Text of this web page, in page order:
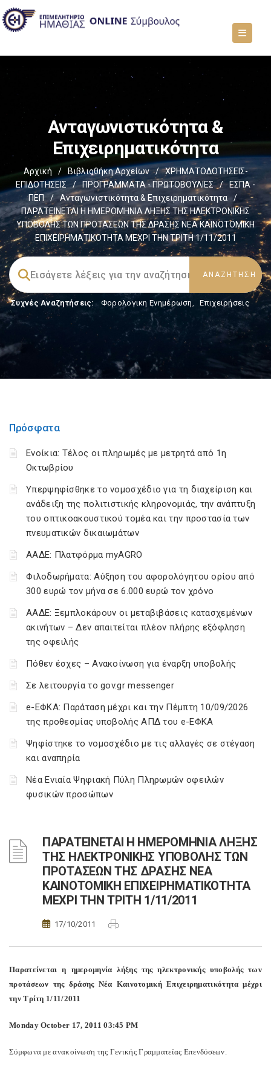
Ανταγωνιστικότητα &
Επιχειρηματικότητα
Αρχική / Βιβλιοθήκη Αρχείων /
ΧΡΗΜΑΤΟΔΟΤΗΣΕΙΣ-
ΕΠΙΔΟΤΗΣΕΙΣ
/ ΠΡΟΓΡΑΜΜΑΤΑ - ΠΡΩΤΟΒΟΥΛΙΕΣ /
ΕΣΠΑ -
ΠΕΠ
/ Ανταγωνιστικότητα & Επιχειρηματικότητα
/
ΠΑΡΑΤΕΙΝΕΤΑΙ Η ΗΜΕΡΟΜΗΝΙΑ ΛΗΞΗΣ ΤΗΣ ΗΛΕΚΤΡΟΝΙΚΗΣ
ΥΠΟΒΟΛΗΣ ΤΩΝ ΠΡΟΤΑΣΕΩΝ ΤΗΣ ΔΡΑΣΗΣ ΝΕΑ ΚΑΙΝΟΤΟΜΙΚΗ
ΕΠΙΧΕΙΡΗΜΑΤΙΚΟΤΗΤΑ ΜΕΧΡΙ ΤΗΝ ΤΡΙΤΗ 1/11/2011
Συχνές Αναζητήσεις: Φορολογικη Ενημέρωση, Επιχειρήσεις
Πρόσφατα
Ενοίκια: Τέλος οι πληρωμές με μετρητά από 1η
Οκτωβρίου
Υπερψηφίσθηκε το νομοσχέδιο για τη διαχείριση και
ανάδειξη της πολιτιστικής κληρονομιάς, την ανάπτυξη
του οπτικοακουστικού τομέα και την προστασία των
πνευματικών δικαιωμάτων
ΑΑΔΕ: Πλατφόρμα myAGRO
Φιλοδωρήματα: Αύξηση του αφορολόγητου ορίου από
300 ευρώ τον μήνα σε 6.000 ευρώ τον χρόνο
ΑΑΔΕ: Ξεμπλοκάρουν οι μεταβιβάσεις κατασχεμένων
ακινήτων – Δεν απαιτείται πλέον πλήρης εξόφληση
της οφειλής
Πόθεν έσχες – Ανακοίνωση για έναρξη υποβολής
Σε λειτουργία το gov.gr messenger
e-ΕΦΚΑ: Παράταση μέχρι και την Πέμπτη 10/09/2026
της προθεσμίας υποβολής ΑΠΔ του e-ΕΦΚΑ
Ψηφίστηκε το νομοσχέδιο με τις αλλαγές σε στέγαση
και αναπηρία
Νέα Ενιαία Ψηφιακή Πύλη Πληρωμών οφειλών
φυσικών προσώπων
ΠΑΡΑΤΕΙΝΕΤΑΙ Η ΗΜΕΡΟΜΗΝΙΑ ΛΗΞΗΣ
ΤΗΣ ΗΛΕΚΤΡΟΝΙΚΗΣ ΥΠΟΒΟΛΗΣ ΤΩΝ
ΠΡΟΤΑΣΕΩΝ ΤΗΣ ΔΡΑΣΗΣ ΝΕΑ
ΚΑΙΝΟΤΟΜΙΚΗ ΕΠΙΧΕΙΡΗΜΑΤΙΚΟΤΗΤΑ
ΜΕΧΡΙ ΤΗΝ ΤΡΙΤΗ 1/11/2011
17/10/2011
Παρατείνεται η ημερομηνία λήξης της ηλεκτρονικής υποβολής των
προτάσεων της δράσης Νέα Καινοτομική Επιχειρηματικότητα μέχρι
την Τρίτη 1/11/2011
Monday October 17, 2011 03:45 PM
Σύμφωνα με ανακοίνωση της Γενικής Γραμματείας Επενδύσεων.